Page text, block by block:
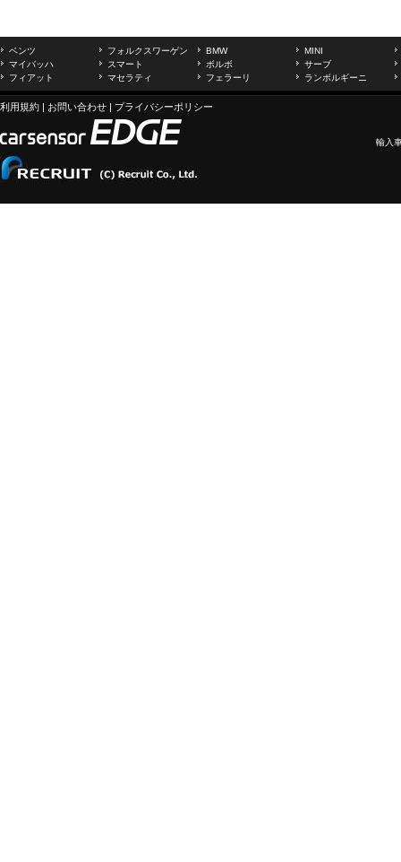
ベンツ フォルクスワーゲン BMW
MINI
マイバッハ
スマート ボルボ
サーブ
フィアット
マセラティ フェラーリ ランボルギーニ
利用規約 | お問い合わせ | プライバシーポリシー
輸入